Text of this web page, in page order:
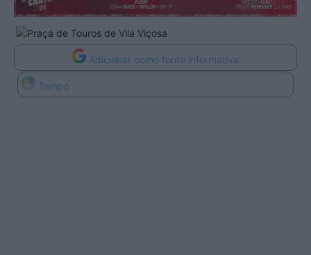
Adicionar como fonte informativa
Tempo